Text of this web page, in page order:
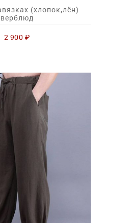
(хлопок,лён)
верблюд
2 900 ₽